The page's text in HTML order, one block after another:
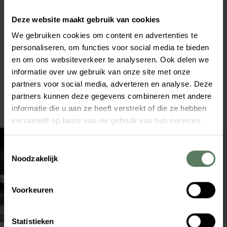
Deze website maakt gebruik van cookies
We gebruiken cookies om content en advertenties te
personaliseren, om functies voor social media te bieden
en om ons websiteverkeer te analyseren. Ook delen we
informatie over uw gebruik van onze site met onze
partners voor social media, adverteren en analyse. Deze
partners kunnen deze gegevens combineren met andere
informatie die u aan ze heeft verstrekt of die ze hebben
verzameld op basis van uw gebruik van hun services.
s
t
m
Noodzakelijk
Voorkeuren
Statistieken
juiste verzekering korter en duidelijker gemaakt, het
volledige aanbod centraal gezet en duidelijke
vervolgstappen per keuze toegevoegd. Korte
toelichtingen nemen twijfel weg en antwoorden staan
precies waar de vraag ontstaat, waardoor bezoekers zelf
verder kunnen. Het effect: minder afhakers, meer
complete aanvragen en een lagere druk op de backoffice
met een site die merkbaar meer selfservice stimuleert.